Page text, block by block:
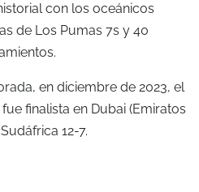
con los oceánicos
de Los Pumas 7s y 40
en diciembre de 2023, el
finalista en Dubai (Emiratos
12-7.